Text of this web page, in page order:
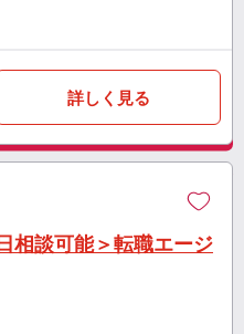
詳しく見る
相談可能＞転職エージ